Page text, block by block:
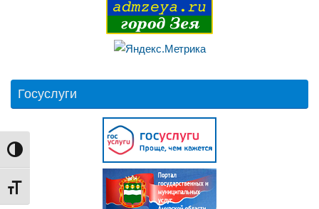
Переключить на высокую контрастность
Переключить на увеличенный шрифт
Госуслуги